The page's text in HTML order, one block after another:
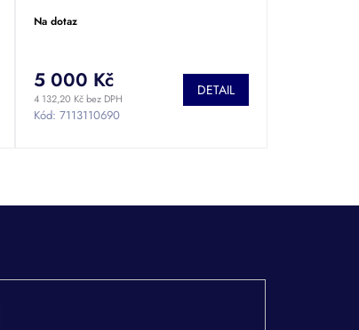
Na dotaz
4 132,20 Kč bez DPH
5 000 Kč DETAIL
Kód: 7113110690